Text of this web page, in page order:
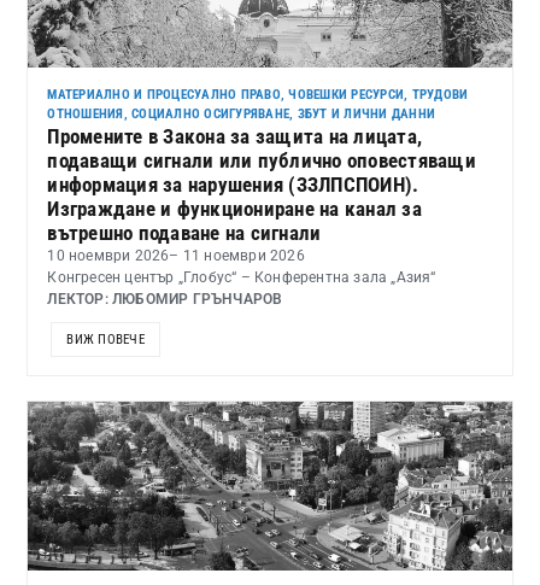
МАТЕРИАЛНО И ПРОЦЕСУАЛНО ПРАВО,ЧОВЕШКИ РЕСУРСИ, ТРУДОВИ
ОТНОШЕНИЯ, СОЦИАЛНО ОСИГУРЯВАНЕ, ЗБУТ И ЛИЧНИ ДАННИ
Промените в Закона за защита на лицата,
подаващи сигнали или публично оповестяващи
информация за нарушения (ЗЗЛПСПОИН).
Изграждане и функциониране на канал за
вътрешно подаване на сигнали
10 ноември 2026– 11 ноември 2026
Конгресен център „Глобус“ – Конферентна зала „Азия“
ЛЕКТОР: ЛЮБОМИР ГРЪНЧАРОВ
ВИЖ ПОВЕЧЕ